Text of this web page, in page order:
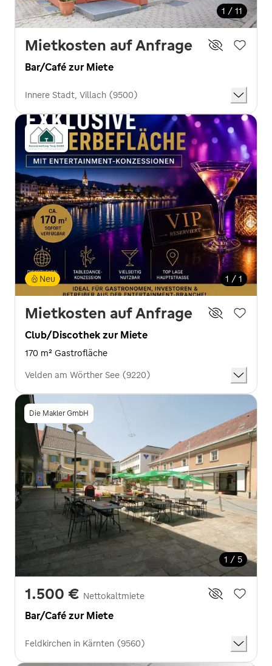
1 / 11
Mietkosten auf Anfrage
Bar/Café zur Miete
Innere Stadt, Villach (9500)
1 / 1
Neu
Mietkosten auf Anfrage
Club/Discothek zur Miete
170 m² Gastrofläche
Velden am Wörther See (9220)
Die Makler GmbH
1 / 5
1.500 € Nettokaltmiete
Bar/Café zur Miete
Feldkirchen in Kärnten (9560)